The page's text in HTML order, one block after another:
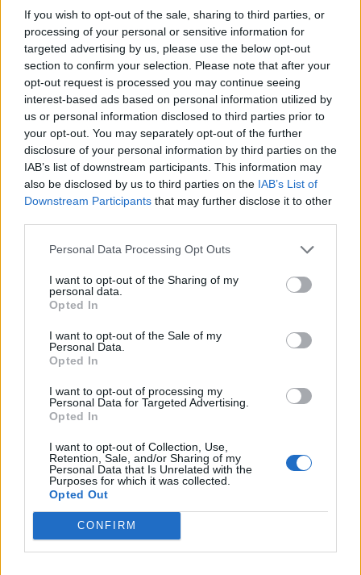
If you wish to opt-out of the sale, sharing to third parties, or
processing of your personal or sensitive information for
targeted advertising by us, please use the below opt-out
section to confirm your selection. Please note that after your
opt-out request is processed you may continue seeing
interest-based ads based on personal information utilized by
us or personal information disclosed to third parties prior to
your opt-out. You may separately opt-out of the further
disclosure of your personal information by third parties on the
IAB’s list of downstream participants. This information may
also be disclosed by us to third parties on the IAB’s List of
Downstream Participants that may further disclose it to other
Personal Data Processing Opt Outs
I want to opt-out of the Sharing of my
personal data.
Opted In
I want to opt-out of the Sale of my
Personal Data.
Opted In
I want to opt-out of processing my
Personal Data for Targeted Advertising.
Opted In
I want to opt-out of Collection, Use,
Retention, Sale, and/or Sharing of my
Personal Data that Is Unrelated with the
Purposes for which it was collected.
Opted Out
CONFIRM
A do e votonte heqjen e
imunitetit për Belinda
Ballukun nëse e kërkon
SPAK? Flet Berisha: Iu
mundësua të
shkatërronte ç’do provë
Tags:
Balluku , Berisha , rama